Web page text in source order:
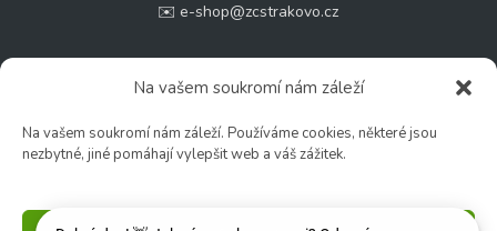
Na vašem soukromí nám záleží
Na vašem soukromí nám záleží. Používáme cookies, některé jsou
nezbytné, jiné pomáhají vylepšit web a váš zážitek.
✉️ e-shop@zcstrakovo.cz